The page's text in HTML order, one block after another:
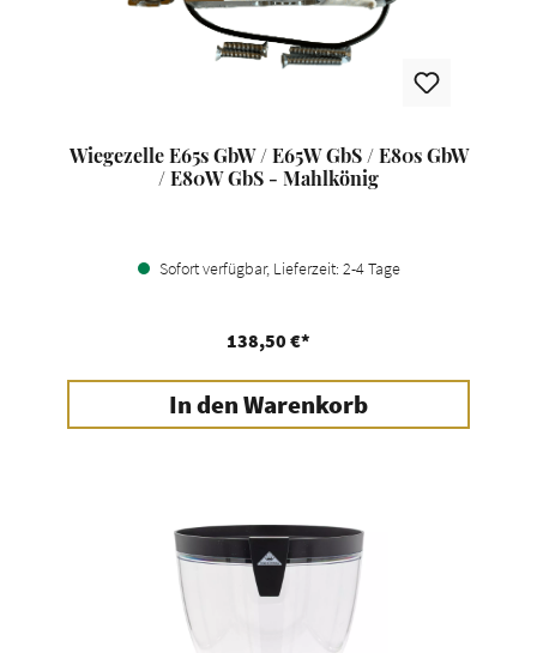
Wiegezelle E65s GbW / E65W GbS / E80s GbW
/ E80W GbS - Mahlkönig
Sofort verfügbar, Lieferzeit: 2-4 Tage
138,50 €*
In den Warenkorb